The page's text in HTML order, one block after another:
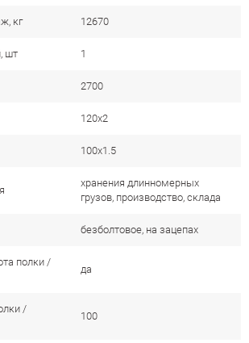
кг 12670
шт 1
2700
120х2
100х1.5
хранения длинномерных
грузов, производство, склада
безболтовое, на зацепах
полки /
да
/
100